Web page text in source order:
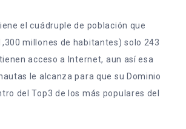
el cuádruple de población que
millones de habitantes) solo 243
acceso a Internet, aun así esa
le alcanza para que su Dominio
del Top3 de los más populares del